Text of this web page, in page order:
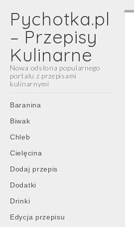
Pychotka.pl
– Przepisy
Kulinarne
Nowa odsłona popularnego
portalu z przepisami
kulinarnymi
Main
menu
Skip
content
Baranina
Biwak
Chleb
Cielęcina
Dodaj przepis
Dodatki
Drinki
Edycja przepisu